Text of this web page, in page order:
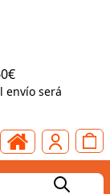
envío será